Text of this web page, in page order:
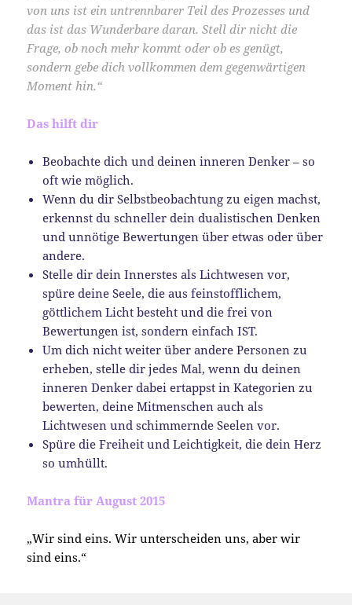
von uns ist ein untrennbarer Teil des Prozesses und
das ist das Wunderbare daran. Stell dir nicht die
Frage, ob noch mehr kommt oder ob es genügt,
sondern gebe dich vollkommen dem gegenwärtigen
Moment hin.“
Das hilft dir
Beobachte dich und deinen inneren Denker – so
oft wie möglich.
Wenn du dir Selbstbeobachtung zu eigen machst,
erkennst du schneller dein dualistischen Denken
und unnötige Bewertungen über etwas oder über
andere.
Stelle dir dein Innerstes als Lichtwesen vor,
spüre deine Seele, die aus feinstofflichem,
göttlichem Licht besteht und die frei von
Bewertungen ist, sondern einfach IST.
Um dich nicht weiter über andere Personen zu
erheben, stelle dir jedes Mal, wenn du deinen
inneren Denker dabei ertappst in Kategorien zu
bewerten, deine Mitmenschen auch als
Lichtwesen und schimmernde Seelen vor.
Spüre die Freiheit und Leichtigkeit, die dein Herz
so umhüllt.
Mantra für August 2015
„Wir sind eins. Wir unterscheiden uns, aber wir
sind eins.“